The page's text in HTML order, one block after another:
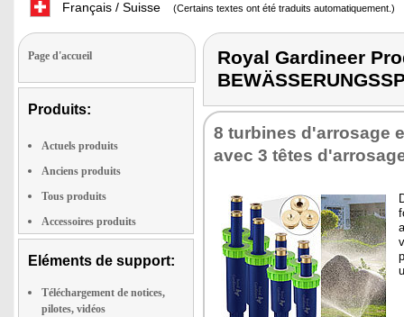
Français / Suisse (Certains textes ont été traduits automatiquement.)
Page d'accueil
Produits:
Actuels produits
Anciens produits
Tous produits
Accessoires produits
Eléments de support:
Téléchargement de notices,
pilotes, vidéos
Royal Gardineer
8 turbines d'arrosage
avec 3 têtes